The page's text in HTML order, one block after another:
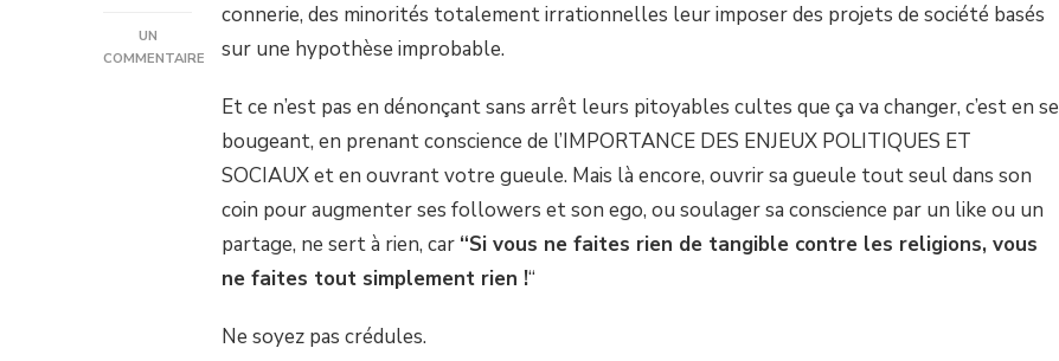
UN
COMMENTAIRE
connerie, des minorités totalement irrationnelles leur imposer des projets de société basés
sur une hypothèse improbable.
Et ce n’est pas en dénonçant sans arrêt leurs pitoyables cultes que ça va changer, c’est en se
bougeant, en prenant conscience de l’IMPORTANCE DES ENJEUX POLITIQUES ET
SOCIAUX et en ouvrant votre gueule. Mais là encore, ouvrir sa gueule tout seul dans son
coin pour augmenter ses followers et son ego, ou soulager sa conscience par un like ou un
partage, ne sert à rien, car “Si vous ne faites rien de tangible contre les religions, vous
ne faites tout simplement rien !“
Ne soyez pas crédules.